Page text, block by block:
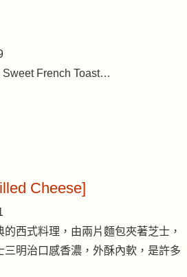
French Toast…
Cheese]
西式料理，由兩片麵包夾著芝士，
明治口感香濃，外酥內軟，是許多